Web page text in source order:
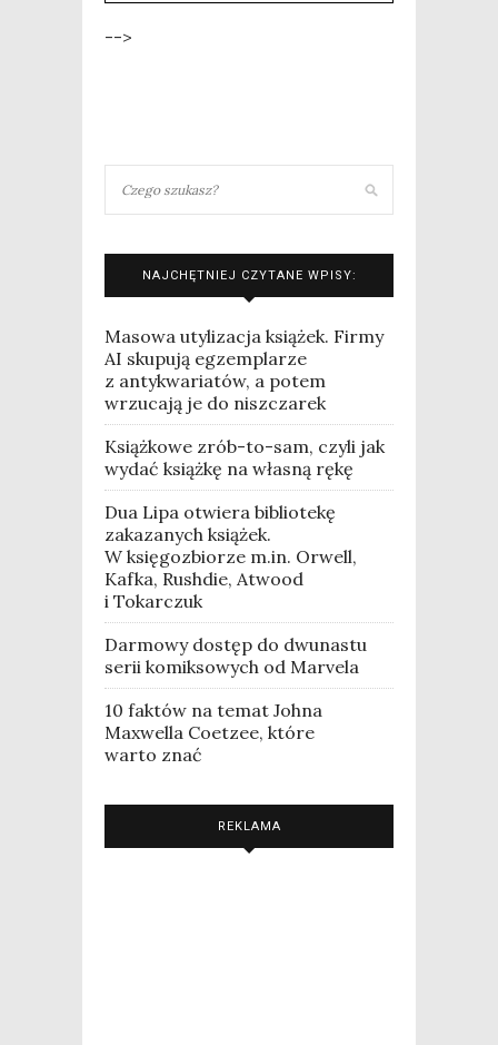
-->
NAJCHĘTNIEJ CZYTANE WPISY:
Masowa utylizacja książek. Firmy
AI skupują egzemplarze
z antykwariatów, a potem
wrzucają je do niszczarek
Książkowe zrób-to-sam, czyli jak
wydać książkę na własną rękę
Dua Lipa otwiera bibliotekę
zakazanych książek.
W księgozbiorze m.in. Orwell,
Kafka, Rushdie, Atwood
i Tokarczuk
Darmowy dostęp do dwunastu
serii komiksowych od Marvela
10 faktów na temat Johna
Maxwella Coetzee, które
warto znać
REKLAMA